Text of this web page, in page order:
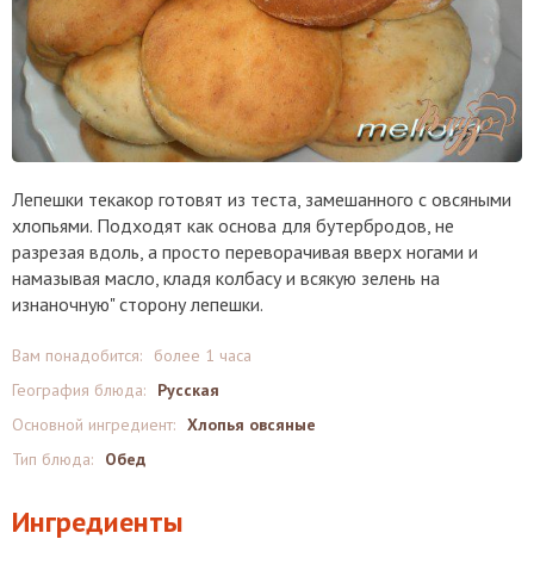
Лепешки текакор готовят из теста, замешанного с овсяными
хлопьями. Подходят как основа для бутербродов, не
разрезая вдоль, а просто переворачивая вверх ногами и
намазывая масло, кладя колбасу и всякую зелень на
изнаночную" сторону лепешки.
Вам понадобится:
более 1 часа
География блюда:
Русская
Основной ингредиент: Хлопья овсяные
Тип блюда:
Обед
Ингредиенты